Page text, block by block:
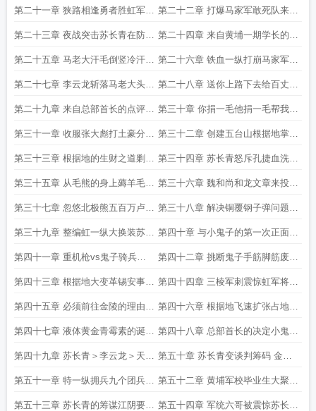
毕露的黄埔战神 力黄埔一期vs黄埔四期
第二十一章 狭路相逢勇者胜虹军战
士们的信仰与希望
第二十二章 打爆马家军敢死队来自
总部老总的肯定与赞赏
第二十三章 夜战突击苏长青在防守
中的强势反击
第二十四章 来自黄埔一期学长的支
援决战百丈关
第二十五章 马老大汗毛倒竖冷汗直
流这支军队太可怕了
第二十六章 铁血一纵打崩马家军青
天党军心态红军援军终至
第二十七章 李云龙斩落马老大头颅
校长筹划前往西北进行微操
第二十八章 送你上路下去给百丈关
战死的同志磕头谢罪吧
第二十九章 来自总部首长的点评
苏长青同志啊就是只孙猴子
第三十章 你捐一毛他捐一毛帮我们
变亿万富豪
第三十一章 收服张大彪打土豪分田
地开始建立根据地
第三十二章 创建五台山根据地掌控
6000平方公里地盘
第三十三章 根据地的生财之道剿土
匪挖金矿
第三十四章 苏长青怒斥孔捷血洗恶
霸村杨家寨掌控金矿
第三十五章 从毛熊的身上薅羊毛打
造根据地兵工厂
第三十六章 魏和尚和龙文章来投苏
长青令人意外的决定
第三十七章 忽悠北极熊五百万卢布
无息贷款长崖兵工厂正式建立
第三十八章 解决铜覆钢子弹问题摸
着毛熊过河打造虹军苏械师
第三十九章 整编虹一纵大换装苏械
团诞生
第四十章 与小鬼子的第一次正面对
决苏械骑兵营的威力
第四十一章 重机枪vs鬼子骑兵大
夏骑兵营进攻
第四十二章 挑断鬼子手筋脚筋废物
利用用来练刺刀正好
第四十三章 根据地大变革锡安事变
爆发金陵金陵
第四十四章 三棱军刺震惊虹军将领
给鬼子放血的杀敌神器
第四十五章 必须前往金陵的理由我
若是不能回来便一去不回
第四十六章 根据地飞速扩张占地十
万人口破千万
第四十七章 液体黄金青霉素的诞生
这下可真发大财了
第四十八章 总部首长的决定小鬼子
阴谋策划卢勾桥
第四十九章 苏长青＞李云龙＞天王
老子
第五十章 苏长青变谈判筹码 金陵
城的老爷子疯了闲得蛋疼了
第五十一章 特一纵拥兵九个团兵力
三万五苏长青前往国都
第五十二章 黄埔军校毕业生大聚会
苏长青与戴老板的初次见面
第五十三章 苏长青的筹谋江阴要塞 第五十四章 军统六哥被震惊苏长青